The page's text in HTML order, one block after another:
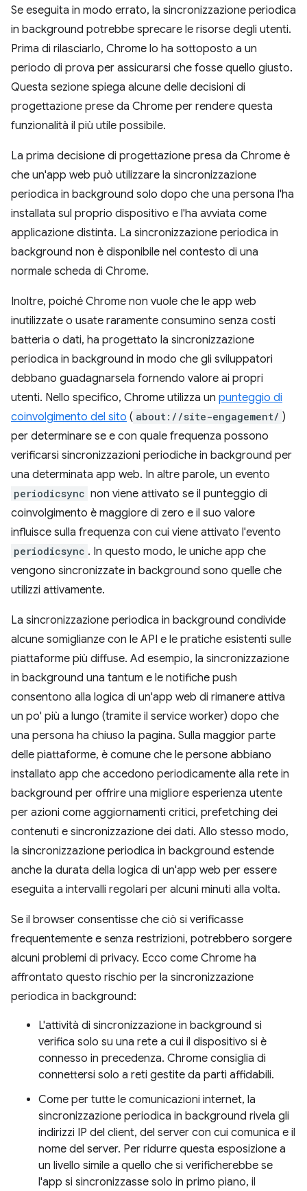
Se eseguita in modo errato, la sincronizzazione periodica
in background potrebbe sprecare le risorse degli utenti.
Prima di rilasciarlo, Chrome lo ha sottoposto a un
periodo di prova per assicurarsi che fosse quello giusto.
Questa sezione spiega alcune delle decisioni di
progettazione prese da Chrome per rendere questa
funzionalità il più utile possibile.
La prima decisione di progettazione presa da Chrome è
che un'app web può utilizzare la sincronizzazione
periodica in background solo dopo che una persona l'ha
installata sul proprio dispositivo e l'ha avviata come
applicazione distinta. La sincronizzazione periodica in
background non è disponibile nel contesto di una
normale scheda di Chrome.
Inoltre, poiché Chrome non vuole che le app web
inutilizzate o usate raramente consumino senza costi
batteria o dati, ha progettato la sincronizzazione
periodica in background in modo che gli sviluppatori
debbano guadagnarsela fornendo valore ai propri
utenti. Nello specifico, Chrome utilizza un punteggio di
coinvolgimento del sito ( about://site-engagement/ )
per determinare se e con quale frequenza possono
verificarsi sincronizzazioni periodiche in background per
una determinata app web. In altre parole, un evento
periodicsync non viene attivato se il punteggio di
coinvolgimento è maggiore di zero e il suo valore
influisce sulla frequenza con cui viene attivato l'evento
periodicsync . In questo modo, le uniche app che
vengono sincronizzate in background sono quelle che
utilizzi attivamente.
La sincronizzazione periodica in background condivide
alcune somiglianze con le API e le pratiche esistenti sulle
piattaforme più diffuse. Ad esempio, la sincronizzazione
in background una tantum e le notifiche push
consentono alla logica di un'app web di rimanere attiva
un po' più a lungo (tramite il service worker) dopo che
una persona ha chiuso la pagina. Sulla maggior parte
delle piattaforme, è comune che le persone abbiano
installato app che accedono periodicamente alla rete in
background per offrire una migliore esperienza utente
per azioni come aggiornamenti critici, prefetching dei
contenuti e sincronizzazione dei dati. Allo stesso modo,
la sincronizzazione periodica in background estende
anche la durata della logica di un'app web per essere
eseguita a intervalli regolari per alcuni minuti alla volta.
Se il browser consentisse che ciò si verificasse
frequentemente e senza restrizioni, potrebbero sorgere
alcuni problemi di privacy. Ecco come Chrome ha
affrontato questo rischio per la sincronizzazione
periodica in background:
L'attività di sincronizzazione in background si
verifica solo su una rete a cui il dispositivo si è
connesso in precedenza. Chrome consiglia di
connettersi solo a reti gestite da parti affidabili.
Come per tutte le comunicazioni internet, la
sincronizzazione periodica in background rivela gli
indirizzi IP del client, del server con cui comunica e il
nome del server. Per ridurre questa esposizione a
un livello simile a quello che si verificherebbe se
l'app si sincronizzasse solo in primo piano, il